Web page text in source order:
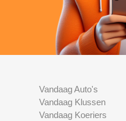
Vandaag Auto's
Vandaag Klussen
Vandaag Koeriers